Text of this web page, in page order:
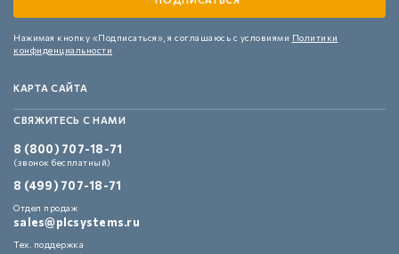
Нажимая кнопку «Подписаться», я соглашаюсь с условиями Политики
конфиденциальности
КАРТА САЙТА
СВЯЖИТЕСЬ С НАМИ
8 (800) 707-18-71
(звонок бесплатный)
8 (499) 707-18-71
Отдел продаж
sales@plcsystems.ru
Тех. поддержка